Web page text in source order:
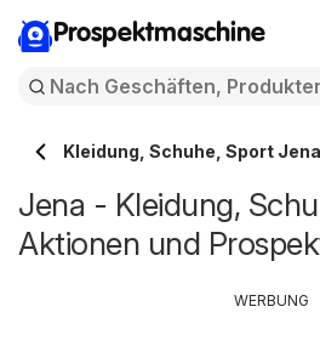
Prospektmaschine
Kleidung, Schuhe, Sport Jena
Jena - Kleidung,
Aktionen und
WERBUNG